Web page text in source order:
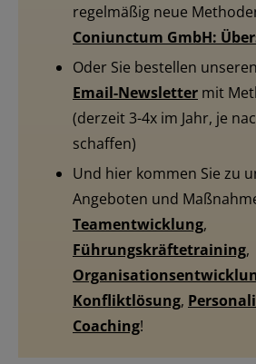
regelmäßig neue
Coniunctum GmbH:
Oder Sie bestellen
Email-Newsletter mit
(derzeit 3-4x im Jahr, je
schaffen)
Und hier kommen Sie zu
Angeboten und
Teamentwicklung,
Führungskräftetraining,
Konfliktlösung,
Coaching!